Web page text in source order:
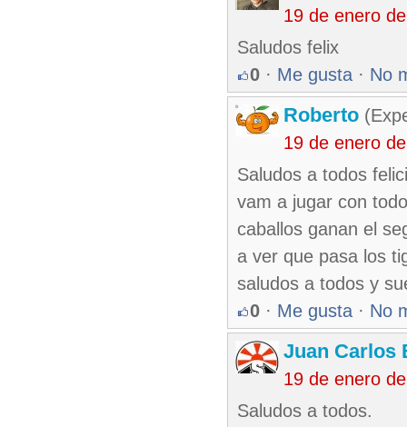
19 de enero
Saludos felix
0 · Me gusta · No
Roberto
19 de enero
Saludos a todos
vam a jugar con
caballos ganan el
a ver que pasa los
saludos a todos y
0 · Me gusta · No
Juan Carlos
19 de enero
Saludos a todos.